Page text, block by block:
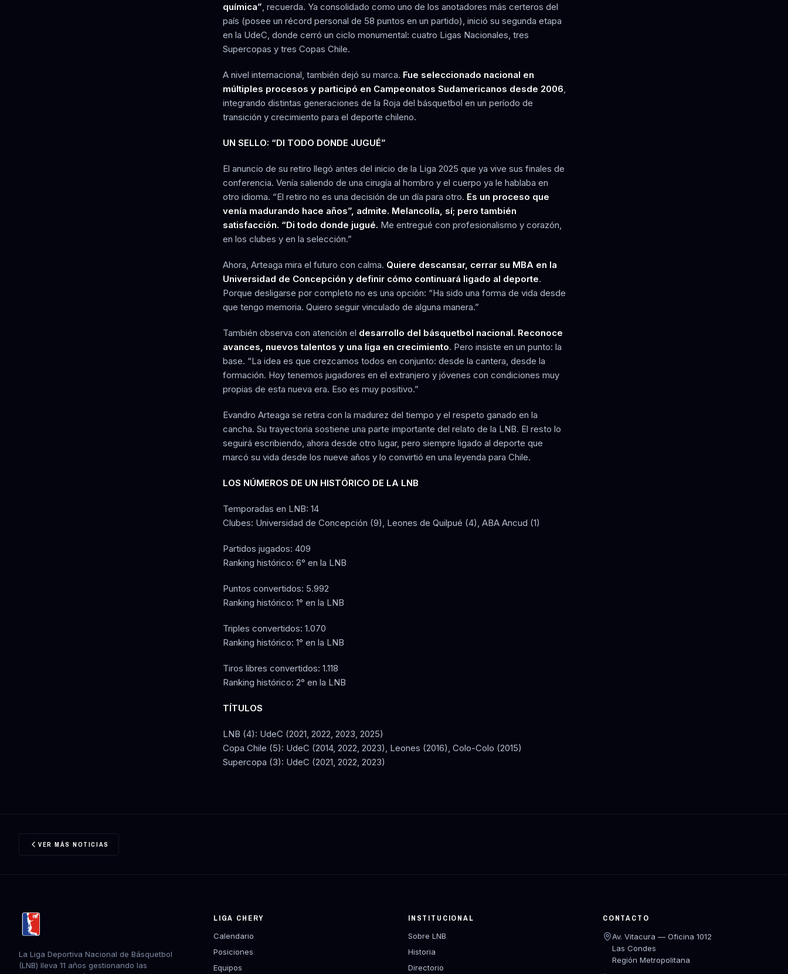
química” , recuerda. Ya consolidado como uno de los anotadores más certeros del
país (posee un récord personal de 58 puntos en un partido), inició su segunda etapa
en la UdeC, donde cerró un ciclo monumental: cuatro Ligas Nacionales, tres
Supercopas y tres Copas Chile.
A nivel internacional, también dejó su marca. Fue seleccionado nacional en
múltiples procesos y participó en Campeonatos Sudamericanos desde 2006
integrando distintas generaciones de la Roja del básquetbol en un período de
transición y crecimiento para el deporte chileno.
UN SELLO: “DI TODO DONDE JUGUÉ”
El anuncio de su retiro llegó antes del inicio de la Liga 2025 que ya vive sus finales de
conferencia. Venía saliendo de una cirugía al hombro y el cuerpo ya le hablaba en
otro idioma. “El retiro no es una decisión de un día para otro. Es un proceso que
venía madurando hace años”, admite. Melancolía, sí; pero también
satisfacción. “Di todo donde jugué. Me entregué con profesionalismo y corazón,
en los clubes y en la selección.”
Ahora, Arteaga mira el futuro con calma. Quiere descansar, cerrar su MBA en la
Universidad de Concepción y definir cómo continuará ligado al deporte.
Porque desligarse por completo no es una opción: “Ha sido una forma de vida desde
que tengo memoria. Quiero seguir vinculado de alguna manera.”
También observa con atención el desarrollo del básquetbol nacional. Reconoce
avances, nuevos talentos y una liga en crecimiento. Pero insiste en un punto: la
base. “La idea es que crezcamos todos en conjunto: desde la cantera, desde la
formación. Hoy tenemos jugadores en el extranjero y jóvenes con condiciones muy
propias de esta nueva era. Eso es muy positivo.”
Evandro Arteaga se retira con la madurez del tiempo y el respeto ganado en la
cancha. Su trayectoria sostiene una parte importante del relato de la LNB. El resto lo
seguirá escribiendo, ahora desde otro lugar, pero siempre ligado al deporte que
marcó su vida desde los nueve años y lo convirtió en una leyenda para Chile.
LOS NÚMEROS DE UN HISTÓRICO DE LA LNB
Temporadas en LNB: 14
Clubes: Universidad de Concepción (9), Leones de Quilpué (4), ABA Ancud (1)
Partidos jugados: 409
Ranking histórico: 6° en la LNB
Puntos convertidos: 5.992
Ranking histórico: 1° en la LNB
Triples convertidos: 1.070
Ranking histórico: 1° en la LNB
Tiros libres convertidos: 1.118
Ranking histórico: 2° en la LNB
TÍTULOS
LNB (4): UdeC (2021, 2022, 2023, 2025)
Copa Chile (5): UdeC (2014, 2022, 2023), Leones (2016), Colo-Colo (2015)
Supercopa (3): UdeC (2021, 2022, 2023)
VER MÁS NOTICIAS
La Liga Deportiva Nacional de Básquetbol
(LNB) lleva 11 años gestionando las
LIGA CHERY
Calendario
Posiciones
Equipos
INSTITUCIONAL
Sobre LNB
Historia
Directorio
CONTACTO
Av. Vitacura — Oficina 1012
Las Condes
Región Metropolitana